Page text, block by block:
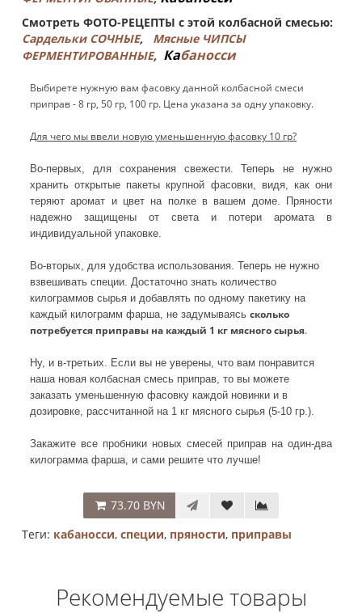
Смотреть ФОТО-РЕЦЕПТЫ с этой колбасной смесью:
Сардельки СОЧНЫЕ,
Мясные ЧИПСЫ
ФЕРМЕНТИРОВАННЫЕ, Кабаносси
Выбирете нужную вам фасовку данной колбасной смеси
приправ - 8 гр, 50 гр, 100 гр. Цена указана за одну упаковку.
Для чего мы ввели новую уменьшенную фасовку 10 гр?
Во-первых, для сохранения свежести. Теперь не нужно
хранить открытые пакеты крупной фасовки, видя, как они
теряют аромат и цвет на полке в вашем доме. Пряности
надежно защищены от света и потери аромата в
индивидуальной упаковке.
Во-вторых, для удобства использования. Теперь не нужно
взвешивать специи. Достаточно знать количество
килограммов сырья и добавлять по одному пакетику на
каждый килограмм фарша, не задумываясь сколько
потребуется приправы на каждый 1 кг мясного сырья.
Ну, и в-третьих. Если вы не уверены, что вам понравится
наша новая колбасная смесь приправ, то вы можете
заказать уменьшенную фасовку каждой новинки и в
дозировке, рассчитанной на 1 кг мясного сырья (5-10 гр.).
Закажите все пробники новых смесей приправ на один-два
килограмма фарша, и сами решите что лучше!
73.70 BYN
Теги: кабаносси, специи, пряности, приправы
Рекомендуемые товары